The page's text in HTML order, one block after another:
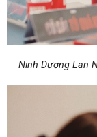
Ninh Dương Lan